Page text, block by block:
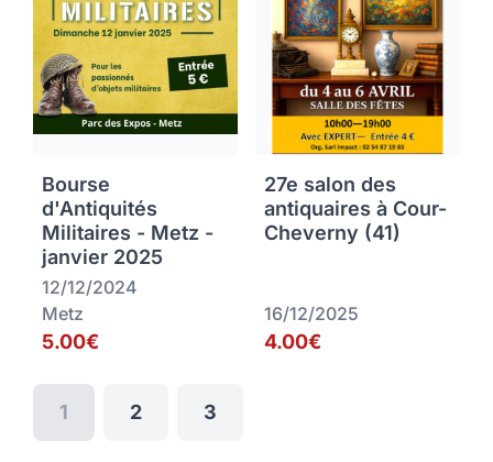
Bourse
d'Antiquités
Militaires - Metz -
janvier 2025
12/12/2024
Metz
5.00€
27e salon des
antiquaires à Cour-
Cheverny (41)
16/12/2025
4.00€
1 2 3